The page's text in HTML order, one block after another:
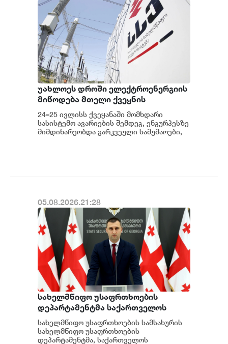
უახლოეს დროში ელექტროენერგიის
მიწოდება მთელი ქვეყნის
მასშტაბით აღდგება - საქართველოს
სახელმწიფო ელექტროსისტემა
24–25 ივლისს ქვეყანაში მომხდარი
სასისტემო ავარიების შემდეგ, ენგურჰესზე
მიმდინარეობდა გარკვეული სამუშაოები,
05.08.2026.21:28
სახელმწიფო უსაფრთხოების
დეპარტამენტმა საქართველოს
სახელმწიფო ინტერესების
საზიანოდ საბოტაჟის მუხლით
გამოძიება დაიწყო
სახელმწიფო უსაფრთხოების სამსახურის
სახელმწიფო უსაფრთხოების
დეპარტამენტმა, საქართველოს